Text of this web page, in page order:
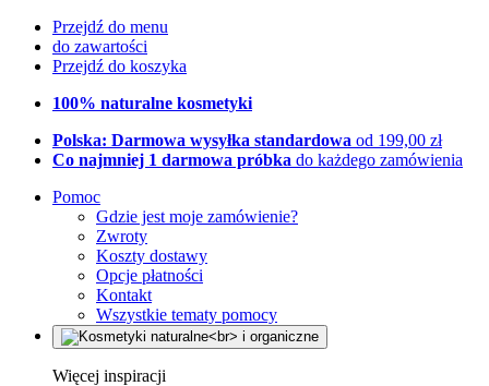
Przejdź do menu
do zawartości
Przejdź do koszyka
100% naturalne kosmetyki
Polska: Darmowa wysyłka standardowa od 199,00 zł
Co najmniej 1 darmowa próbka do każdego zamówienia
Pomoc
Gdzie jest moje zamówienie?
Zwroty
Koszty dostawy
Opcje płatności
Kontakt
Wszystkie tematy pomocy
Więcej inspiracji